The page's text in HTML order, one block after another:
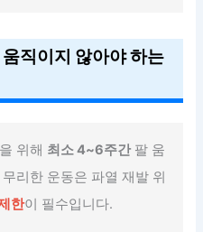
직이지 않아야 하는
위해 최소 4~6주간 팔 움
리한 운동은 파열 재발 위
한이 필수입니다.